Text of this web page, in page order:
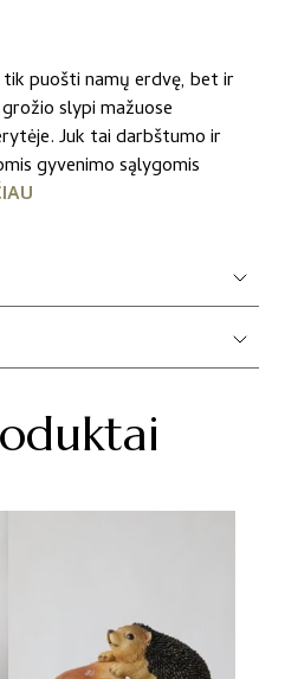
puošti namų erdvę, bet ir
slypi mažuose
Juk tai darbštumo ir
gyvenimo sąlygomis